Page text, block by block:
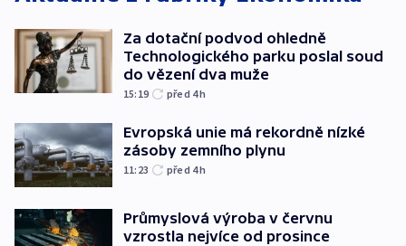
Za dotační podvod ohledně
Technologického parku poslal soud
do vězení dva muže
15:19 před 4h
Evropská unie má rekordně nízké
zásoby zemního plynu
11:23 před 4h
Průmyslová výroba v červnu
vzrostla nejvíce od prosince